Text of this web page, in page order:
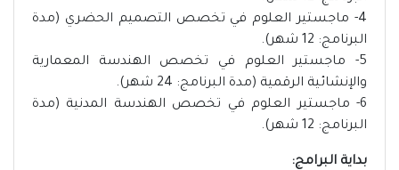
4- ماجستير العلوم في تخصص التصميم الحضري (مدة
البرنامج: 12 شهر).
5- ماجستير العلوم في تخصص الهندسة المعمارية
والإنشائية الرقمية (مدة البرنامج: 24 شهر).
6- ماجستير العلوم في تخصص الهندسة المدنية (مدة
البرنامج: 12 شهر).
بداية البرامج: